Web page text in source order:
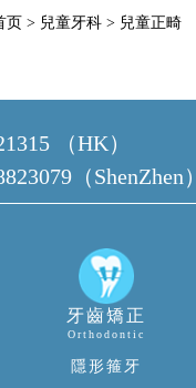
页 > 兒童牙科 > 兒童正畸
（HK）
（ShenZhen）
牙齒矯正
Orthodontic
隱形箍牙